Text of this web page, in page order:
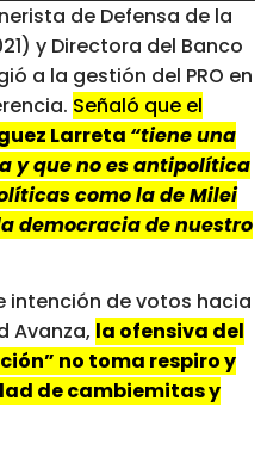
de Defensa de la
y Directora del Banco
a la gestión del PRO en
Señaló que el
Larreta “tiene una
y que no es antipolítica
como la de Milei
democracia de nuestro
intención de votos hacia
Avanza, la ofensiva del
no toma respiro y
de cambiemitas y